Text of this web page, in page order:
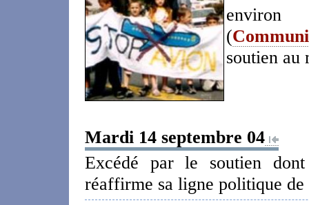
environ
(
soutien au
Mardi 14 septembre 04
Excédé par le soutien
réaffirme sa ligne politique